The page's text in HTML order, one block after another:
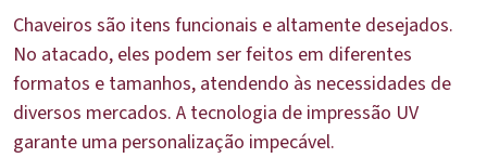
Chaveiros são itens funcionais e altamente desejados.
No atacado, eles podem ser feitos em diferentes
formatos e tamanhos, atendendo às necessidades de
diversos mercados. A tecnologia de impressão UV
garante uma personalização impecável.